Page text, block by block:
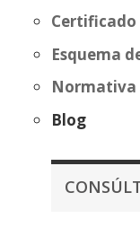
Esquema
Normativa
Blog